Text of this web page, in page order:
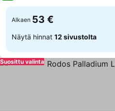
Alkaen 53 €
Näytä hinnat 12 sivustolta
Suosittu valinta